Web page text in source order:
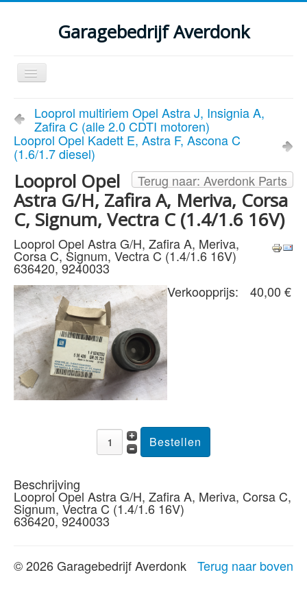
Garagebedrijf Averdonk
Schakelen
navigatie
Welkom
Klassiekers en restauratie verslagen
Diensten
Parts
Occasions
Kenteken gegevens opvragen
Contact
Looprol multiriem Opel Astra J, Insignia A,
Zafira C (alle 2.0 CDTI motoren)
Looprol Opel Kadett E, Astra F, Ascona C
(1.6/1.7 diesel)
Terug naar: Averdonk Parts
Looprol Opel
Astra G/H, Zafira A, Meriva, Corsa
C, Signum, Vectra C (1.4/1.6 16V)
Looprol Opel Astra G/H, Zafira A, Meriva,
Corsa C, Signum, Vectra C (1.4/1.6 16V)
636420, 9240033
Verkoopprijs:
40,00 €
Beschrijving
Looprol Opel Astra G/H, Zafira A, Meriva, Corsa C,
Signum, Vectra C (1.4/1.6 16V)
636420, 9240033
Terug naar boven
© 2026 Garagebedrijf Averdonk